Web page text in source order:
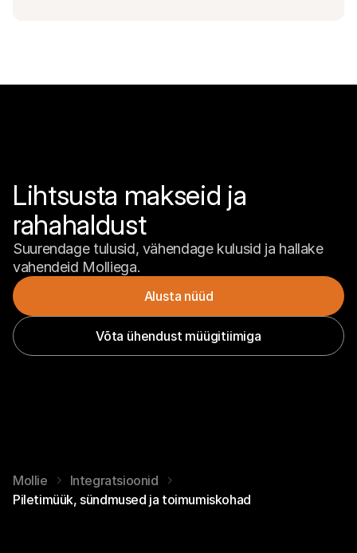
Lihtsusta makseid ja
rahahaldust
Suurendage tulusid, vähendage kulusid ja hallake
vahendeid Molliega.
Alusta nüüd
Võta ühendust müügitiimiga
Mollie
Integratsioonid
Piletimüük, sündmused ja toimumiskohad